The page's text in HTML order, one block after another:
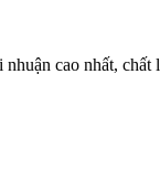
cao nhất, chất